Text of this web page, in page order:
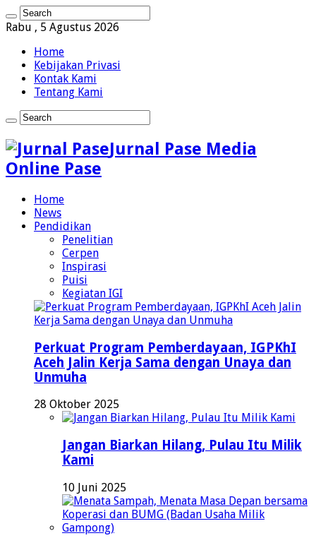
Rabu , 5 Agustus 2026
Home
Kebijakan Privasi
Kontak Kami
Tentang Kami
Jurnal Pase Media
Online Pase
Home
News
Pendidikan
Penelitian
Cerpen
Inspirasi
Puisi
Kegiatan IGI
Perkuat Program Pemberdayaan, IGPKhI
Aceh Jalin Kerja Sama dengan Unaya dan
Unmuha
28 Oktober 2025
Jangan Biarkan Hilang, Pulau Itu Milik
Kami
10 Juni 2025